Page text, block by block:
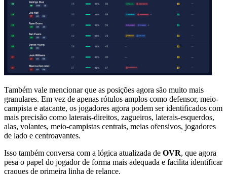
Também vale mencionar que as posições agora são muito mais
granulares. Em vez de apenas rótulos amplos como defensor, meio-
campista e atacante, os jogadores agora podem ser identificados com
mais precisão como laterais-direitos, zagueiros, laterais-esquerdos,
alas, volantes, meio-campistas centrais, meias ofensivos, jogadores
de lado e centroavantes.
Isso também conversa com a lógica atualizada de OVR, que agora
pesa o papel do jogador de forma mais adequada e facilita identificar
craques de primeira linha de relance.